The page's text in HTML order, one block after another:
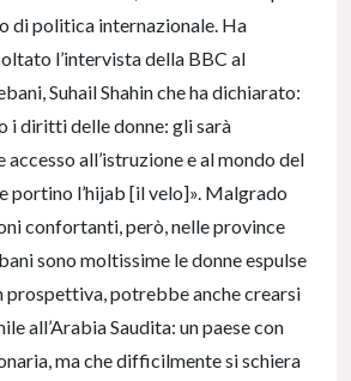
di politica internazionale. Ha
l’intervista della BBC al
Suhail Shahin che ha dichiarato:
i diritti delle donne: gli sarà
accesso all’istruzione e al mondo del
portino l’hijab [il velo]». Malgrado
confortanti, però, nelle province
sono moltissime le donne espulse
prospettiva, potrebbe anche crearsi
all’Arabia Saudita: un paese con
ma che difficilmente si schiera